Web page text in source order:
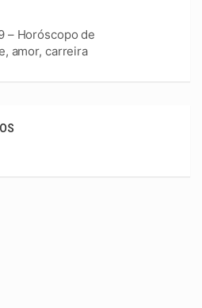
– Horóscopo de
amor, carreira